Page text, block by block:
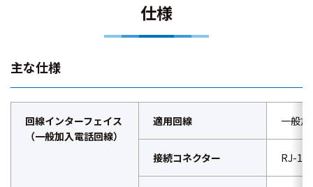
仕様
主な仕様
回線インターフェイス
（一般加入電話回線）
適用回線 一般
接続コネクター RJ-